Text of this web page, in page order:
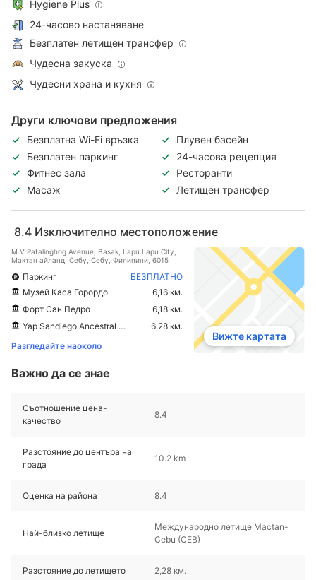
Hygiene Plus
24-часово настаняване
Безплатен летищен трансфер
Чудесна закуска
Чудесни храна и кухня
Други ключови предложения
Безплатна Wi-Fi връзка
Плувен басейн
Безплатен паркинг
24-часова рецепция
Фитнес зала
Ресторанти
Масаж
Летищен трансфер
8.4 Изключително местоположение
M.V Patalinghog Avenue, Basak, Lapu Lapu City,
Мактан айланд, Себу, Себу, Филипини, 6015
Паркинг
БЕЗПЛАТНО
Музей Каса Горордо
6,16 км.
Форт Сан Педро
6,18 км.
Yap Sandiego Ancestral House
6,28 км.
Разгледайте наоколо
Вижте картата
Важно да се знае
Съотношение цена-
качество
8.4
Разстояние до центъра на
града
10.2 km
Оценка на района 8.4
Най-близко летище
Международно летище Mactan-
Cebu (CEB)
Разстояние до летището 2,28 км.